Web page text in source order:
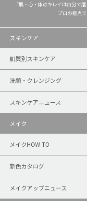
「肌・心・体のキレイは自分で
プロの視点
スキンケア
肌質別スキンケア
洗顔・クレンジング
スキンケアニュース
メイク
メイクHOW TO
新色カタログ
メイクアップニュース